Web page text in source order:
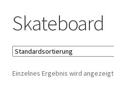
Produkte
Katalog
Kontakte
Skateboard
Einzelnes Ergebnis wird angezeigt